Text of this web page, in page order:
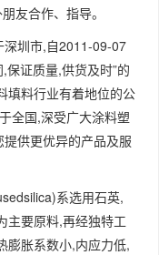
友合作、指导。
深圳市,自2011-09-07
保证质量,供货及时”的
填料行业有着地位的公
全国,深受广大涂料塑
供更优异的产品及服
系选用石英,
主要原料,再经独特工
膨胀系数小,内应力低,